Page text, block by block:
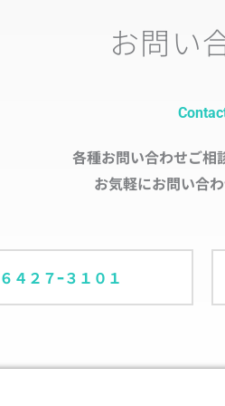
お問い
各種お問い合わせご相
お気軽にお問い合わ
４２７ｰ３１０１